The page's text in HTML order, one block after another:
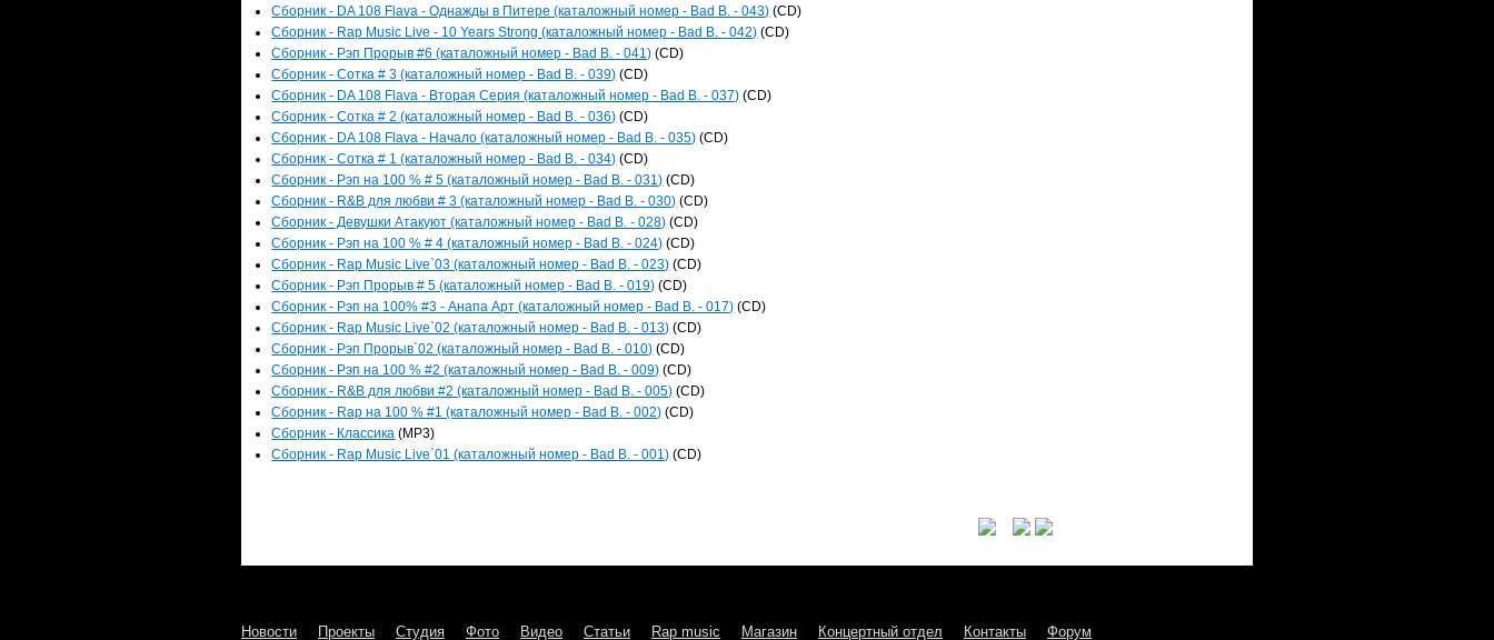
Сборник - DA 108 Flava - Однажды в Питере (каталожный номер - Bad B. - 043) (CD)
Сборник - Rap Music Live - 10 Years Strong (каталожный номер - Bad B. - 042) (CD)
Сборник - Рэп Прорыв #6 (каталожный номер - Bad B. - 041) (CD)
Сборник - Сотка # 3 (каталожный номер - Bad B. - 039) (CD)
Сборник - DA 108 Flava - Вторая Серия (каталожный номер - Bad B. - 037) (CD)
Сборник - Сотка # 2 (каталожный номер - Bad B. - 036) (CD)
Сборник - DA 108 Flava - Начало (каталожный номер - Bad B. - 035) (CD)
Сборник - Сотка # 1 (каталожный номер - Bad B. - 034) (CD)
Сборник - Рэп на 100 % # 5 (каталожный номер - Bad B. - 031) (CD)
Сборник - R&B для любви # 3 (каталожный номер - Bad B. - 030) (CD)
Сборник - Девушки Атакуют (каталожный номер - Bad B. - 028) (CD)
Сборник - Рэп на 100 % # 4 (каталожный номер - Bad B. - 024) (CD)
Сборник - Rap Music Live`03 (каталожный номер - Bad B. - 023) (CD)
Сборник - Рэп Прорыв # 5 (каталожный номер - Bad B. - 019) (CD)
Сборник - Рэп на 100% #3 - Анапа Арт (каталожный номер - Bad B. - 017) (CD)
Сборник - Rap Music Live`02 (каталожный номер - Bad B. - 013) (CD)
Сборник - Рэп Прорыв`02 (каталожный номер - Bad B. - 010) (CD)
Сборник - Рэп на 100 % #2 (каталожный номер - Bad B. - 009) (CD)
Сборник - R&B для любви #2 (каталожный номер - Bad B. - 005) (CD)
Сборник - Rap на 100 % #1 (каталожный номер - Bad B. - 002) (CD)
Сборник - Классика (MP3)
Сборник - Rap Music Live`01 (каталожный номер - Bad B. - 001) (CD)
Новости Проекты Студия Фото Видео Статьи Rap music Магазин Концертный отдел Контакты Форум